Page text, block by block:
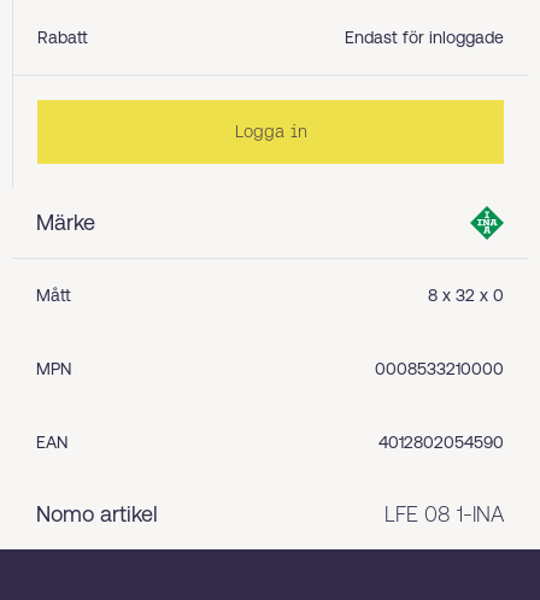
Märke
Mått 8 x 32 x 0
MPN 0008533210000
EAN 4012802054590
Nomo artikel LFE 08 1-INA
Rabatt Endast för inloggade
Logga in